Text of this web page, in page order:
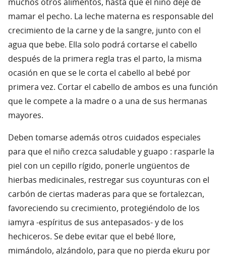
muchos otros alimentos, hasta que el niño deje de
mamar el pecho. La leche materna es responsable del
crecimiento de la carne y de la sangre, junto con el
agua que bebe. Ella solo podrá cortarse el cabello
después de la primera regla tras el parto, la misma
ocasión en que se le corta el cabello al bebé por
primera vez. Cortar el cabello de ambos es una función
que le compete a la madre o a una de sus hermanas
mayores.
Deben tomarse además otros cuidados especiales
para que el niño crezca saludable y guapo : rasparle la
piel con un cepillo rígido, ponerle ungüentos de
hierbas medicinales, restregar sus coyunturas con el
carbón de ciertas maderas para que se fortalezcan,
favoreciendo su crecimiento, protegiéndolo de los
iamyra -espíritus de sus antepasados- y de los
hechiceros. Se debe evitar que el bebé llore,
mimándolo, alzándolo, para que no pierda ekuru por